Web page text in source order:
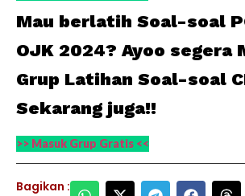
Mau berlatih Soal-soal
OJK 2024? Ayoo segera
Grup Latihan Soal-soal
Sekarang juga!!
>> Masuk Grup Gratis <<
Bagikan :